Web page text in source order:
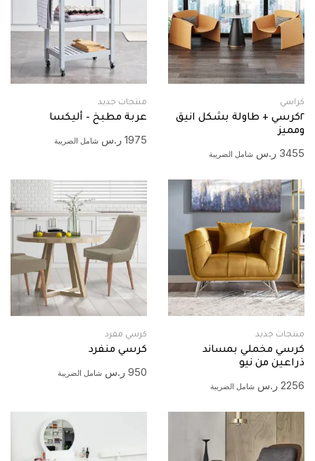
كراسي
٢كرسي + طاولة بشكل انيق
ومميز
3455 ر.س شامل الضريبة
منتجات جديد
عربة مطبخ – أليكسا
1975 ر.س شامل الضريبة
منتجات جديد
كرسي مخملي بمساند
ذراعين من نيو
2256 ر.س شامل الضريبة
كرسي مفرد
كرسي منفرد
950 ر.س شامل الضريبة